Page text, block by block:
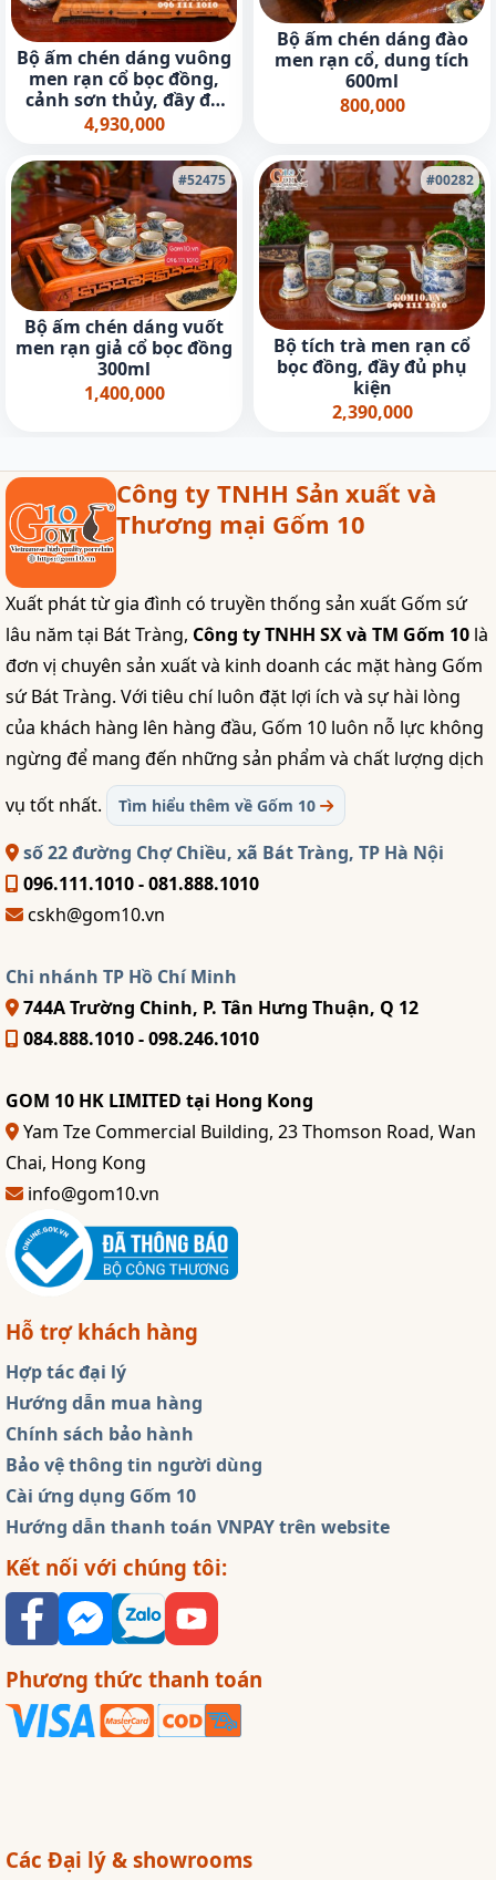
Bộ ấm chén dáng vuông
men rạn cổ bọc đồng,
cảnh sơn thủy, đầy đủ
phụ kiện (gồm khay)
4,930,000
Bộ ấm chén dáng đào
men rạn cổ, dung tích
600ml
800,000
#52475
Bộ ấm chén dáng vuốt
men rạn giả cổ bọc đồng
300ml
1,400,000
#00282
Bộ tích trà men rạn cổ
bọc đồng, đầy đủ phụ
kiện
2,390,000
Công ty TNHH Sản xuất và
Thương mại Gốm 10
Xuất phát từ gia đình có truyền thống sản xuất Gốm sứ
lâu năm tại Bát Tràng, Công ty TNHH SX và TM Gốm 10 là
đơn vị chuyên sản xuất và kinh doanh các mặt hàng Gốm
sứ Bát Tràng. Với tiêu chí luôn đặt lợi ích và sự hài lòng
của khách hàng lên hàng đầu, Gốm 10 luôn nỗ lực không
ngừng để mang đến những sản phẩm và chất lượng dịch
vụ tốt nhất.
Tìm hiểu thêm về Gốm 10
số 22 đường Chợ Chiều, xã Bát Tràng, TP Hà Nội
096.111.1010 - 081.888.1010
cskh@gom10.vn
Chi nhánh TP Hồ Chí Minh
744A Trường Chinh, P. Tân Hưng Thuận, Q 12
084.888.1010 - 098.246.1010
GOM 10 HK LIMITED tại Hong Kong
Yam Tze Commercial Building, 23 Thomson Road, Wan
Chai, Hong Kong
info@gom10.vn
Hỗ trợ khách hàng
Hợp tác đại lý
Hướng dẫn mua hàng
Chính sách bảo hành
Bảo vệ thông tin người dùng
Cài ứng dụng Gốm 10
Hướng dẫn thanh toán VNPAY trên website
Kết nối với chúng tôi:
Phương thức thanh toán
Các Đại lý & showrooms